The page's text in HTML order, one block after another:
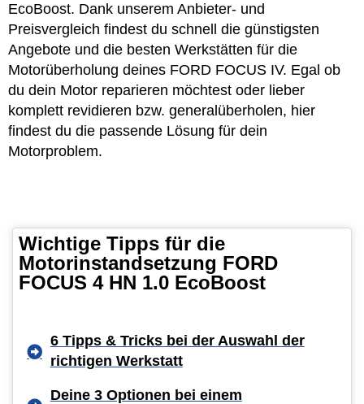
EcoBoost. Dank unserem Anbieter- und
Preisvergleich findest du schnell die günstigsten
Angebote und die besten Werkstätten für die
Motorüberholung deines FORD FOCUS IV. Egal ob
du dein Motor reparieren möchtest oder lieber
komplett revidieren bzw. generalüberholen, hier
findest du die passende Lösung für dein
Motorproblem.
Wichtige Tipps für die
Motorinstandsetzung FORD
FOCUS 4 HN 1.0 EcoBoost
6 Tipps & Tricks bei der Auswahl der
richtigen Werkstatt
Deine 3 Optionen bei einem